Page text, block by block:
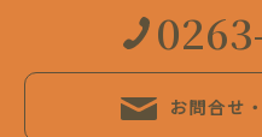
お問合せ